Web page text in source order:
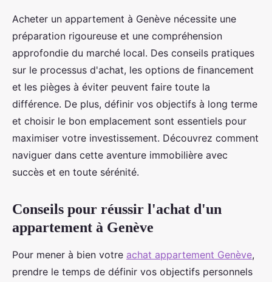
Achat appartement à genève :
conseils pour réussir votre projet
admin •18 décembre 2024• 3 min de lecture
Acheter un appartement à Genève nécessite une
préparation rigoureuse et une compréhension
approfondie du marché local. Des conseils pratiques
sur le processus d'achat, les options de financement
et les pièges à éviter peuvent faire toute la
différence. De plus, définir vos objectifs à long terme
et choisir le bon emplacement sont essentiels pour
maximiser votre investissement. Découvrez comment
naviguer dans cette aventure immobilière avec
succès et en toute sérénité.
Conseils pour réussir l'achat d'un
appartement à Genève
Pour mener à bien votre achat appartement Genève,
prendre le temps de définir vos objectifs personnels